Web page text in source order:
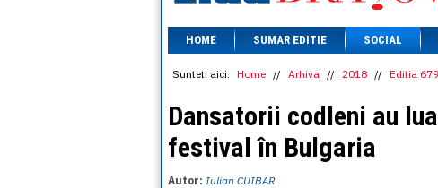
HOME SUMAR EDITIE SOCIAL
Sunteti aici: Home // Arhiva // 2018 // Editia
Dansatorii codleni au
festival în Bulgaria
Autor: Iulian CUIBAR